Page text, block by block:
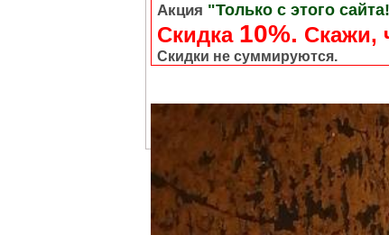
Акция "Только с этого
Скидка 10%. Cкажи,
Скидки не суммируются.